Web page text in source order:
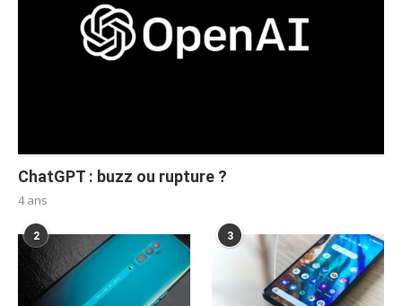
ChatGPT : buzz ou rupture ?
4 ans
2 3